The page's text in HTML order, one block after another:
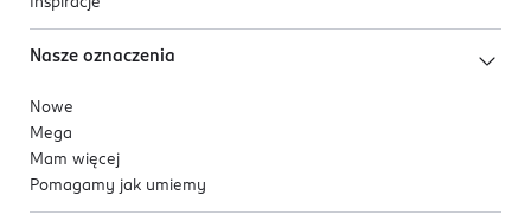
Nasze oznaczenia
Nowe
Mega
Mam więcej
Pomagamy jak umiemy